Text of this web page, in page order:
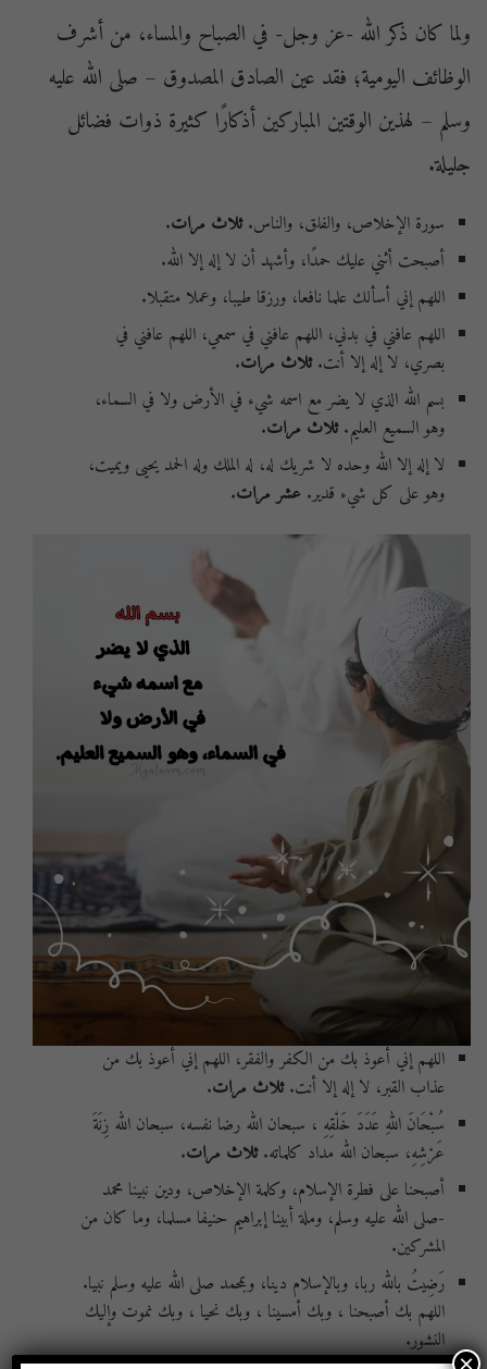
ولما كان ذكر الله -عز وجل- في الصباح والمساء، من أشرف
الوظائف اليومية؛ فقد عين الصادق المصدوق – صلى الله عليه
وسلم – لهذين الوقتين المباركين أذكارًا كثيرة ذوات فضائل
جليلة.
سورة الإخلاص، والفلق، والناس.ثلاث مرات.
أصبحت أثني عليك حمدًا، وأشهد أن لا إله إلا الله.
اللهم إني أسألك علما نافعا، ورزقا طيبا، وعملا متقبلا.
اللهم عافني في بدني، اللهم عافني في سمعي، اللهم عافني في
بصري، لا إله إلا أنت.ثلاث مرات.
بسم الله الذي لا يضر مع اسمه شيء في الأرض ولا في السماء،
وهو السميع العليم.ثلاث مرات.
لا إله إلا الله وحده لا شريك له، له الملك وله الحمد يحيى ويميت،
وهو على كل شيء قدير. عشر مرات.
اللهم إني أعوذ بك من الكفر والفقر، اللهم إني أعوذ بك من
عذاب القبر، لا إله إلا أنت.ثلاث مرات.
سُبْحَانَ اللهِ عَدَدَ خَلْقِهِ ، سبحان الله رضا نفسه، سبحان الله زِنَةَ
عَرْشِهِ، سبحان الله مداد كلماته.ثلاث مرات.
أصبحنا على فطرة الإسلام، وكلمة الإخلاص، ودين نبينا محمد
-صلى الله عليه وسلم، وملة أبينا إبراهيم حنيفا مسلما، وما كان من
المشركين.
رَضِيتُ بالله ربا، وبالإسلام دينا، وبمحمد صلى الله عليه وسلم نبيا.
اللهم بك أصبحنا ، وبك أمسينا ، وبك نحيا ، وبك نموت وإليك
النشور.